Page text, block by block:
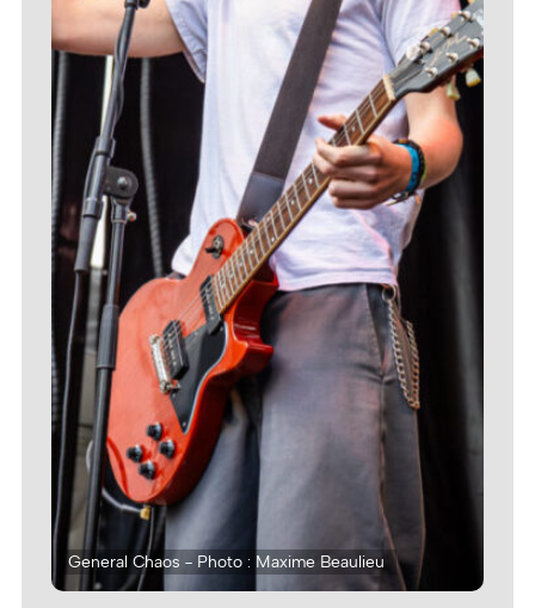
General Chaos - Photo : Maxime Beaulieu